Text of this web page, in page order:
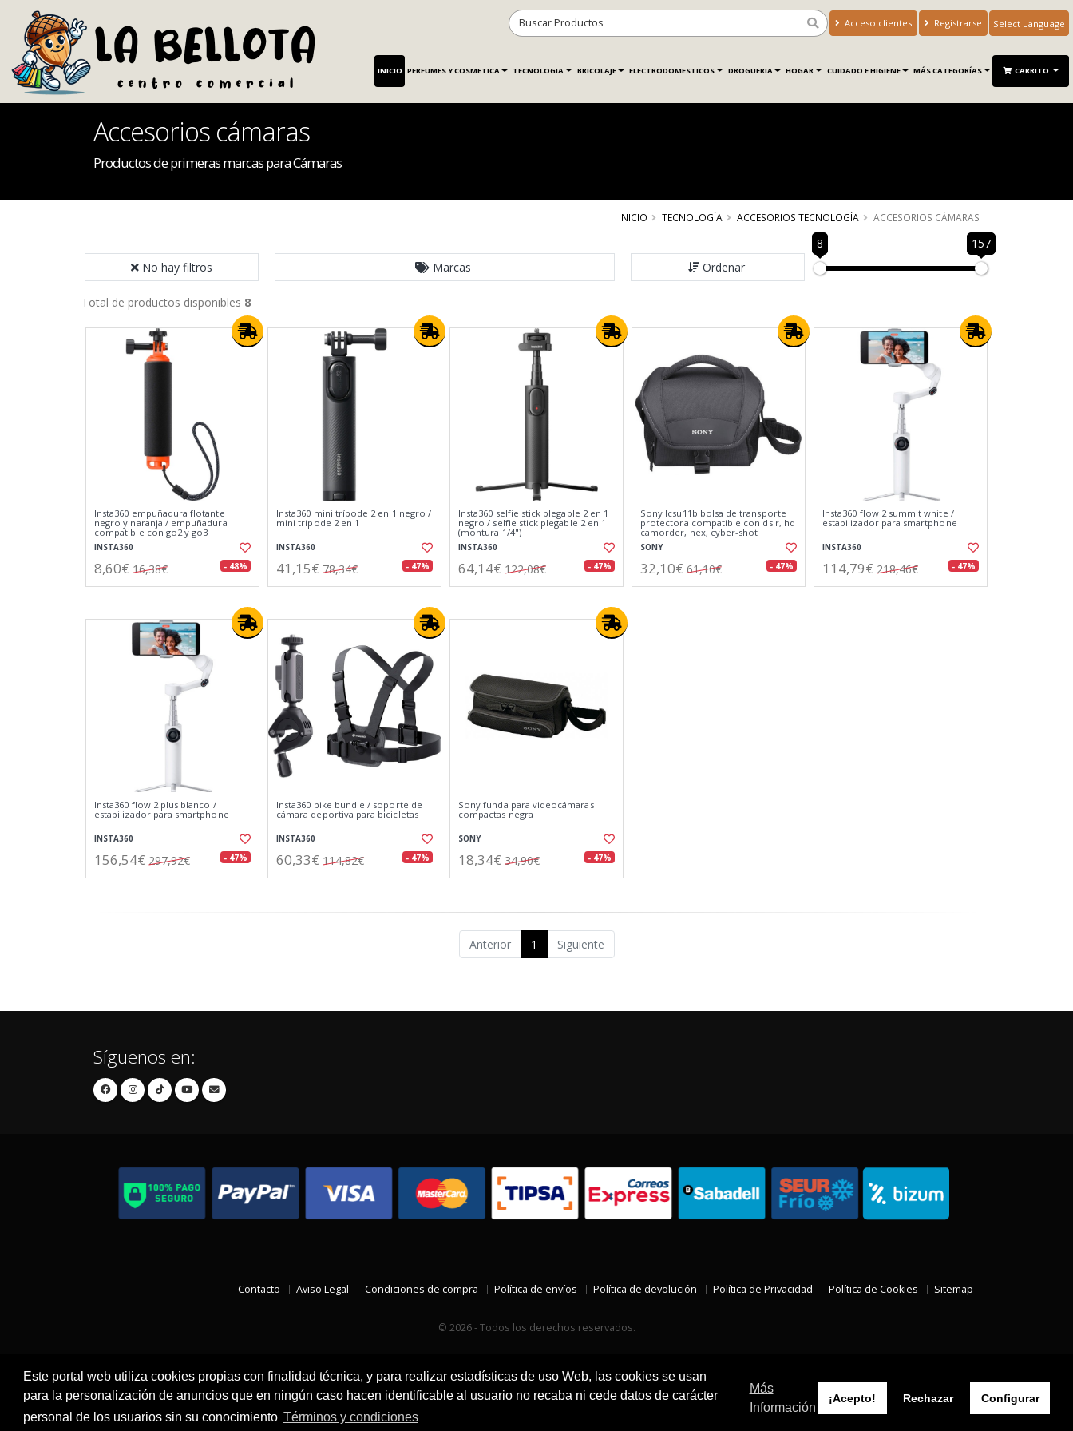
Este portal web utiliza cookies propias con finalidad técnica, y para realizar estadísticas de uso Web, las cookies se usan
para la personalización de anuncios que en ningún caso hacen identificable al usuario no recaba ni cede datos de carácter
personal de los usuarios sin su conocimiento Términos y condiciones
Más
Información
¡Acepto! Rechazar Configurar
Acceso clientes Registrarse
Translate
INICIO PERFUMES Y COSMETICA TECNOLOGIA BRICOLAJE ELECTRODOMESTICOS DROGUERIA HOGAR CUIDADO E HIGIENE MÁS CATEGORÍAS CARRITO
Accesorios cámaras
Productos de primeras marcas para Cámaras
INICIO TECNOLOGÍA ACCESORIOS TECNOLOGÍA ACCESORIOS CÁMARAS
No hay filtros Marcas Ordenar
8 157
Total de productos disponibles 8
Insta360 empuñadura flotante
negro y naranja / empuñadura
compatible con go2 y go3
INSTA360
8,60€ 16,38€ - 48%
Insta360 mini trípode 2 en 1 negro /
mini trípode 2 en 1
INSTA360
41,15€ 78,34€ - 47%
Insta360 selfie stick plegable 2 en 1
negro / selfie stick plegable 2 en 1
(montura 1/4")
INSTA360
64,14€ 122,08€ - 47%
Sony lcsu11b bolsa de transporte
protectora compatible con dslr, hd
camorder, nex, cyber-shot
SONY
32,10€ 61,10€ - 47%
Insta360 flow 2 summit white /
estabilizador para smartphone
INSTA360
114,79€ 218,46€ - 47%
Insta360 flow 2 plus blanco /
estabilizador para smartphone
INSTA360
156,54€ 297,92€ - 47%
Insta360 bike bundle / soporte de
cámara deportiva para bicicletas
INSTA360
60,33€ 114,82€ - 47%
Sony funda para videocámaras
compactas negra
SONY
18,34€ 34,90€ - 47%
Anterior 1 Siguiente
Síguenos en:
Contacto Aviso Legal Condiciones de compra Política de envíos Política de devolución Política de Privacidad Política de Cookies Sitemap
© 2026 - Todos los derechos reservados.